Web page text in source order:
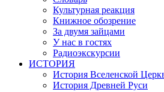
Культурная реакция
Книжное обозрение
За двумя зайцами
У нас в гостях
Радиоэкскурсии
ИСТОРИЯ
История Вселенской
История Древней Руси